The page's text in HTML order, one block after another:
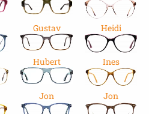
Gustav Heidi
Hubert Ines
Jon Jon